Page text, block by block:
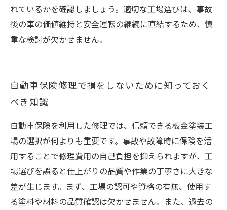
れているかを確認しましょう。適切な工場選びは、事故
後の車の価値維持と安全運転の継続に直結するため、慎
重な検討が欠かせません。
自動車保険修理で損をしないために知っておく
べき知識
自動車保険を利用した修理では、信頼できる板金塗装工
場の選択が何よりも重要です。事故や故障時に保険を活
用することで修理費用の自己負担を抑えられますが、工
場選びを誤ると仕上がりの品質や作業の丁寧さに大きな
差が生じます。まず、工場の認可や資格の有無、使用す
る塗料や材料の品質確認は欠かせません。また、過去の